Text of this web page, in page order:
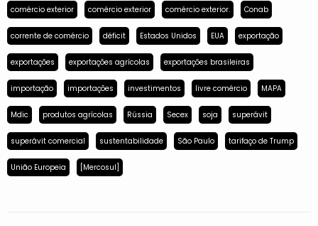
comércio exterior comércio exterior comércio exterior. Conab
corrente de comércio déficit Estados Unidos EUA exportação
exportações exportações agrícolas exportações brasileiras
importação importações investimentos livre comércio MAPA
Mdic produtos agrícolas Rússia Secex soja superávit
superávit comercial sustentabilidade São Paulo tarifaço de Trump
União Europeia [Mercosul]